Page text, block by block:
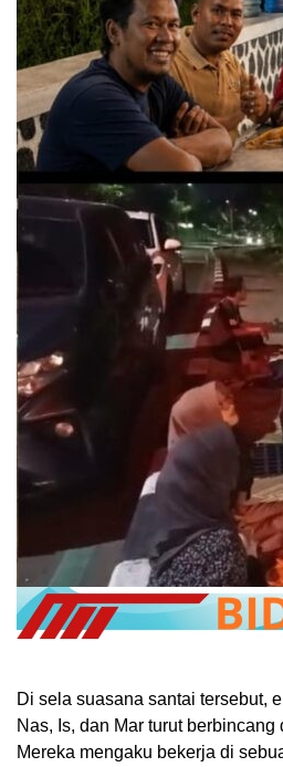
Di sela suasana santai tersebut,
Nas, Is, dan Mar turut
Mereka mengaku bekerja di